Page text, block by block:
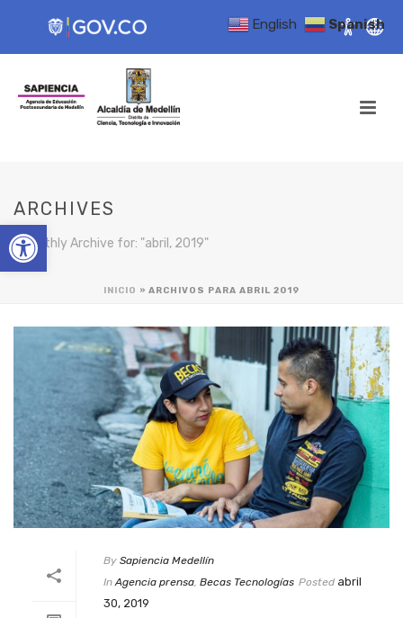
Open toolbar
ARCHIVES
Monthly Archive for: "abril, 2019"
INICIO » ARCHIVOS PARA ABRIL 2019
By Sapiencia Medellín
In Agencia prensa, Becas Tecnologías Posted abril
30, 2019
English Spanish